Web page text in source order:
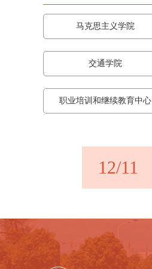
马克思主义学院
交通学院
职业培训和继续教育中心
12/11